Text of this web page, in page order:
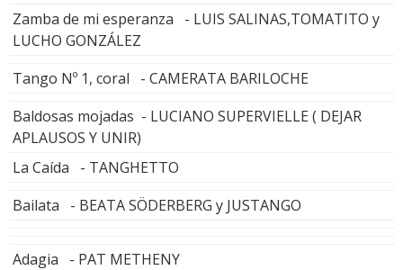
Zamba de mi esperanza - LUIS SALINAS,TOMATITO y
LUCHO GONZÁLEZ
Tango Nº 1, coral - CAMERATA BARILOCHE
Baldosas mojadas - LUCIANO SUPERVIELLE ( DEJAR
APLAUSOS Y UNIR)
La Caída - TANGHETTO
Bailata - BEATA SÖDERBERG y JUSTANGO
Adagia - PAT METHENY